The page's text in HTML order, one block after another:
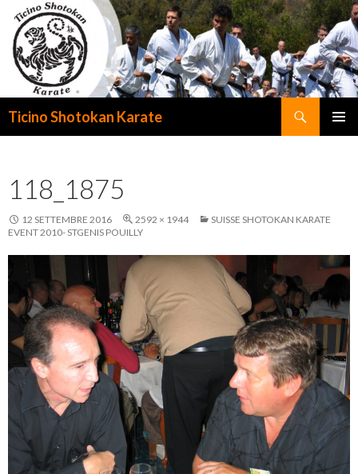
Ticino Shotokan Karate
118_1875
12 SETTEMBRE 2016 2592 × 1944
SUISSE SHOTOKAN KARATE
EVENT 2010- STGENIS POUILLY